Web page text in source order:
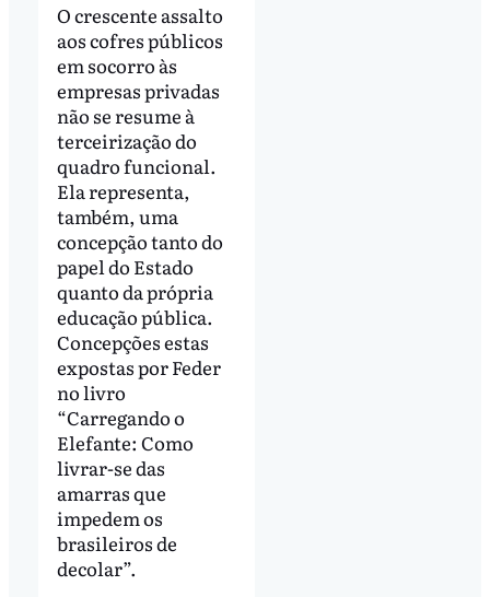
O crescente assalto
aos cofres públicos
em socorro às
empresas privadas
não se resume à
terceirização do
quadro funcional.
Ela representa,
também, uma
concepção tanto do
papel do Estado
quanto da própria
educação pública.
Concepções estas
expostas por Feder
no livro
“Carregando o
Elefante: Como
livrar-se das
amarras que
impedem os
brasileiros de
decolar”.